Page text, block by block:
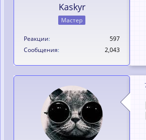
Kaskyr
Мастер
Реакции
597
Сообщения
2,043